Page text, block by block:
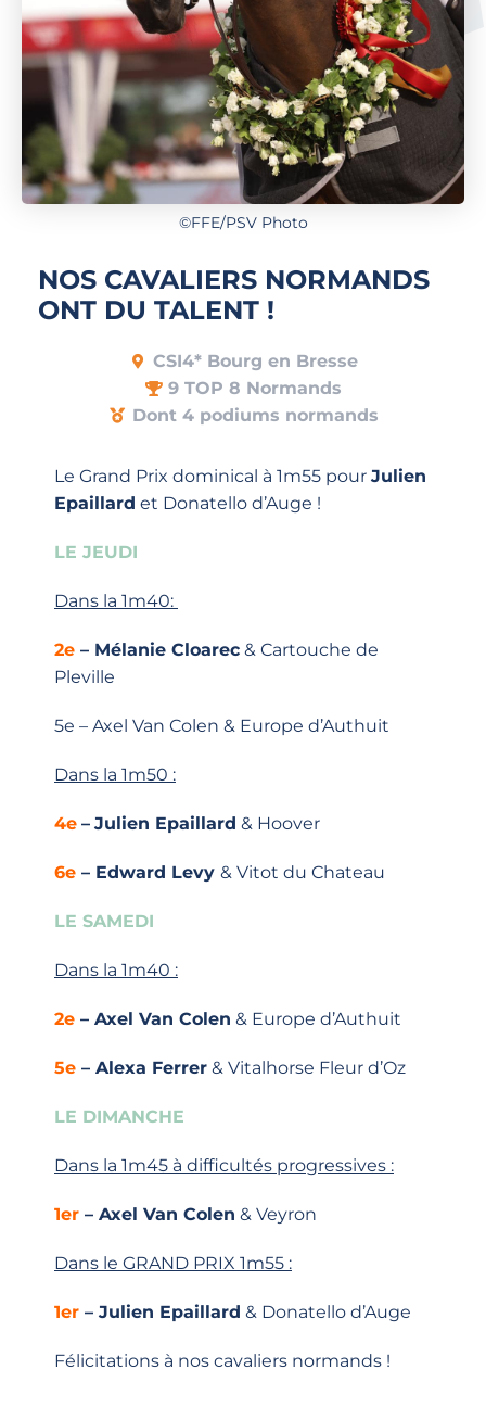
©FFE/PSV Photo
NOS CAVALIERS NORMANDS
ONT DU TALENT !
CSI4* Bourg en Bresse
9 TOP 8 Normands
Dont 4 podiums normands
Le Grand Prix dominical à 1m55 pour Julien
Epaillard et Donatello d’Auge !
LE JEUDI
Dans la 1m40:
2e – Mélanie Cloarec & Cartouche de
Pleville
5e – Axel Van Colen & Europe d’Authuit
Dans la 1m50 :
4e – Julien Epaillard & Hoover
6e – Edward Levy & Vitot du Chateau
LE SAMEDI
Dans la 1m40 :
2e – Axel Van Colen & Europe d’Authuit
5e – Alexa Ferrer & Vitalhorse Fleur d’Oz
LE DIMANCHE
Dans la 1m45 à difficultés progressives :
1er – Axel Van Colen & Veyron
Dans le GRAND PRIX 1m55 :
1er – Julien Epaillard & Donatello d’Auge
Félicitations à nos cavaliers normands !